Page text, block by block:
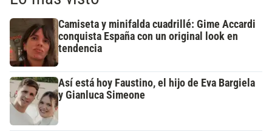
Camiseta y minifalda cuadrillé: Gime Accardi
conquista España con un original look en
tendencia
Así está hoy Faustino, el hijo de Eva Bargiela
y Gianluca Simeone